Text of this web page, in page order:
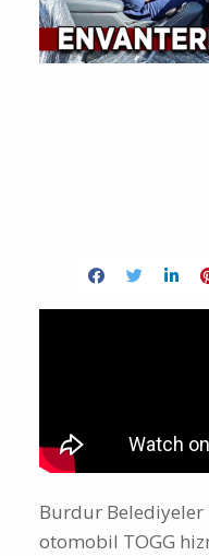
Burdur Belediyeler
otomobil TOGG